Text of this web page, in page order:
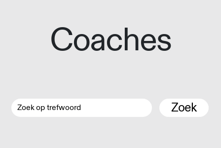
Coaches
Zoek